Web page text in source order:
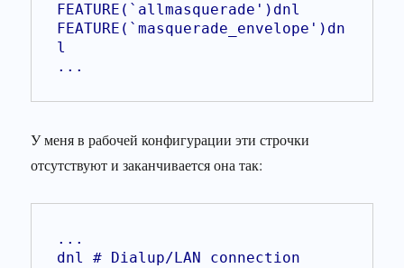
FEATURE(`allmasquerade')dnl
FEATURE(`masquerade_envelope')dn
l
...
У меня в рабочей конфигурации эти строчки
отсутствуют и заканчивается она так:
...
dnl # Dialup/LAN connection